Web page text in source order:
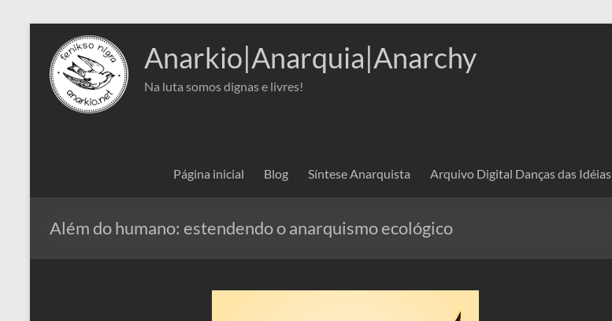
conteúdo
Anarkio|Anarquia|Anarchy
Na luta somos dignas e livres!
Página inicial Blog Síntese Anarquista Arquivo Digital Danças das Idéias
Além do humano: estendendo o anarquismo ecológico